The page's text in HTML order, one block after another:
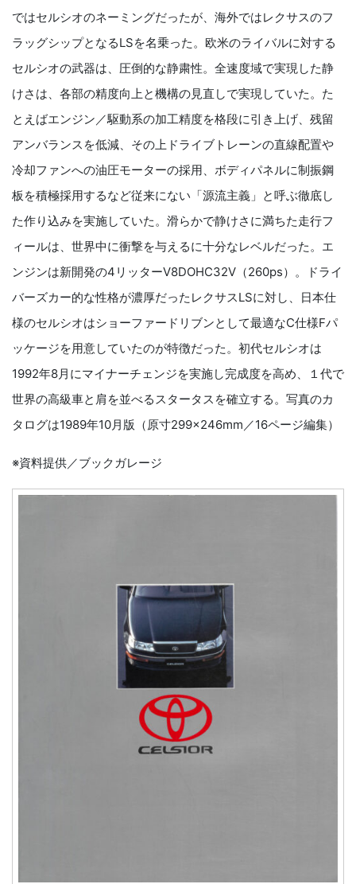
ではセルシオのネーミングだったが、海外ではレクサスのフ
ラッグシップとなるLSを名乗った。欧米のライバルに対する
セルシオの武器は、圧倒的な静粛性。全速度域で実現した静
けさは、各部の精度向上と機構の見直しで実現していた。た
とえばエンジン／駆動系の加工精度を格段に引き上げ、残留
アンバランスを低減、その上ドライブトレーンの直線配置や
冷却ファンへの油圧モーターの採用、ボディパネルに制振鋼
板を積極採用するなど従来にない「源流主義」と呼ぶ徹底し
た作り込みを実施していた。滑らかで静けさに満ちた走行フ
ィールは、世界中に衝撃を与えるに十分なレベルだった。エ
ンジンは新開発の4リッターV8DOHC32V（260ps）。ドライ
バーズカー的な性格が濃厚だったレクサスLSに対し、日本仕
様のセルシオはショーファードリブンとして最適なC仕様Fパ
ッケージを用意していたのが特徴だった。初代セルシオは
1992年8月にマイナーチェンジを実施し完成度を高め、１代で
世界の高級車と肩を並べるスタータスを確立する。写真のカ
タログは1989年10月版（原寸299×246mm／16ページ編集）
※資料提供／ブックガレージ